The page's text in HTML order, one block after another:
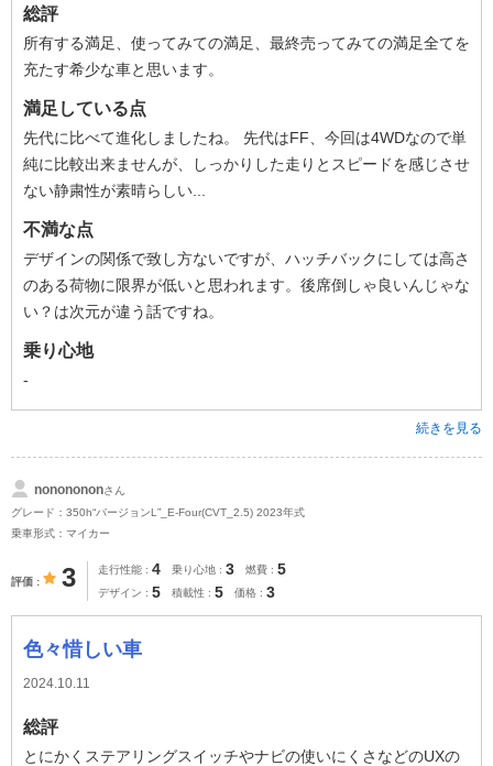
総評
所有する満足、使ってみての満足、最終売ってみての満足全てを
充たす希少な車と思います。
満足している点
先代に比べて進化しましたね。 先代はFF、今回は4WDなので単
純に比較出来ませんが、しっかりした走りとスピードを感じさせ
ない静粛性が素晴らしい...
不満な点
デザインの関係で致し方ないですが、ハッチバックにしては高さ
のある荷物に限界が低いと思われます。後席倒しゃ良いんじゃな
い？は次元が違う話ですね。
乗り心地
-
続きを見る
nononononさん
グレード：350h“バージョンL”_E-Four(CVT_2.5) 2023年式
乗車形式：マイカー
評価 3 走行性能 4 乗り心地 3 燃費 5
デザイン 5 積載性 5 価格 3
色々惜しい車
2024.10.11
総評
とにかくステアリングスイッチやナビの使いにくさなどのUXの